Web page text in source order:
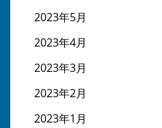
2023年5月
2023年4月
2023年3月
2023年2月
2023年1月